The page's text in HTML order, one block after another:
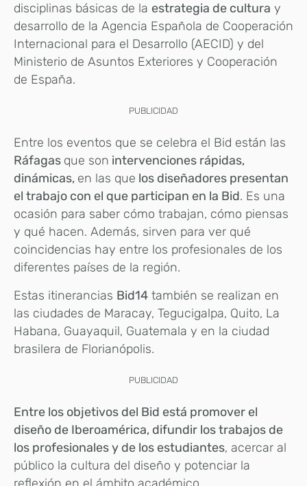
disciplinas básicas de la estrategia de cultura y
desarrollo de la Agencia Española de Cooperación
Internacional para el Desarrollo (AECID) y del
Ministerio de Asuntos Exteriores y Cooperación
de España.
PUBLICIDAD
Entre los eventos que se celebra el Bid están las
Ráfagas que son intervenciones rápidas,
dinámicas, en las que los diseñadores presentan
el trabajo con el que participan en la Bid. Es una
ocasión para saber cómo trabajan, cómo piensas
y qué hacen. Además, sirven para ver qué
coincidencias hay entre los profesionales de los
diferentes países de la región.
Estas itinerancias Bid14 también se realizan en
las ciudades de Maracay, Tegucigalpa, Quito, La
Habana, Guayaquil, Guatemala y en la ciudad
brasilera de Florianópolis.
PUBLICIDAD
Entre los objetivos del Bid está promover el
diseño de Iberoamérica, difundir los trabajos de
los profesionales y de los estudiantes, acercar al
público la cultura del diseño y potenciar la